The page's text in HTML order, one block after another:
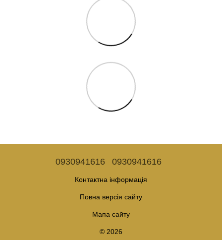
0930941616 0930941616
Контактна інформація
Повна версія сайту
Мапа сайту
© 2026